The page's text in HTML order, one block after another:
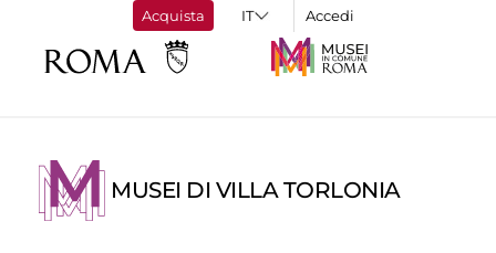
Acquista Accedi
MUSEI DI VILLA TORLONIA